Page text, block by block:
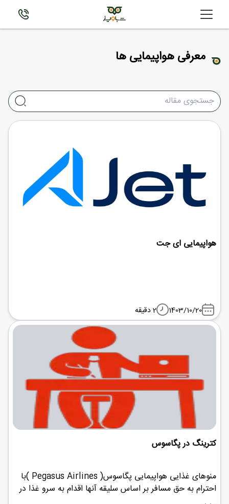
معرفی هواپیمایی ها
هواپیمایی ای جت
1403/10/20 2 دقیقه
کترینگ در پگاسوس
منوهای غذایی هواپیمایی پگاسوس( Pegasus Airlines )با
احترام به حق مسافر بر اساس سلیقه آنها اقدام به سرو غذا در